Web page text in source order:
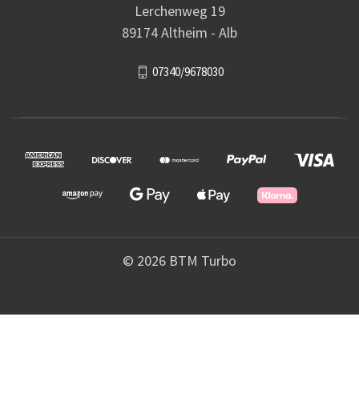
Lerchenweg 19
89174 Altheim - Alb
07340/9678030
© 2026 BTM Turbo